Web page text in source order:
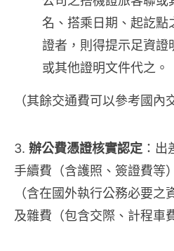
名、搭乘日期、起訖點
證者，則得提示足資證
或其他證明文件代之。
（其餘交通費可以參考國內
3. 辦公費憑證核實認定 ：
手續費（含護照、簽證費等
（含在國外執行公務必要之
及雜費（包含交際、計程車